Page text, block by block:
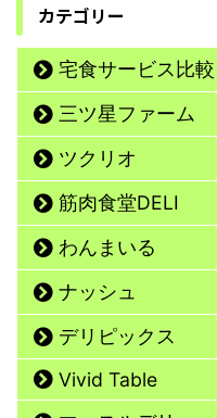
カテゴリー
宅食サービス比較
三ツ星ファーム
ツクリオ
筋肉食堂DELI
わんまいる
ナッシュ
デリピックス
Vivid Table